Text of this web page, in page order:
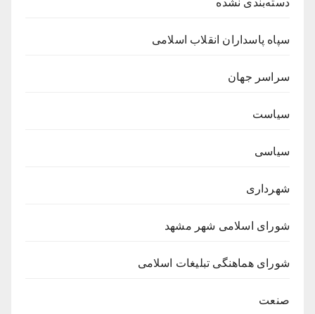
دسته‌بندی نشده
سپاه پاسداران انقلاب اسلامی
سراسر جهان
سیاست
سیاسی
شهرداری
شورای اسلامی شهر مشهد
شورای هماهنگی تبلیغات اسلامی
صنعت